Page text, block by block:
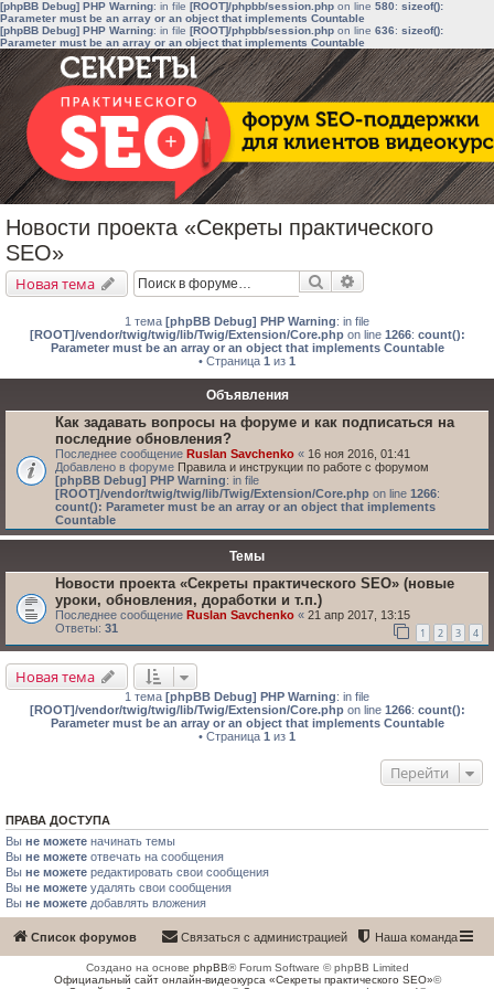
[phpBB Debug] PHP Warning: in file [ROOT]/phpbb/session.php on line 580: sizeof():
Parameter must be an array or an object that implements Countable
[phpBB Debug] PHP Warning: in file [ROOT]/phpbb/session.php on line 636: sizeof():
Parameter must be an array or an object that implements Countable
Новости проекта «Секреты практического
SEO»
Новая тема Поиск
1 тема [phpBB Debug] PHP Warning: in file
[ROOT]/vendor/twig/twig/lib/Twig/Extension/Core.phpon line 1266: count():
Parameter must be an array or an object that implements Countable
• Страница 1 из 1
Объявления
Как задавать вопросы на форуме и как подписаться на
последние обновления?
Последнее сообщение Ruslan Savchenko « 16 ноя 2016, 01:41
Добавлено в форуме Правила и инструкции по работе с форумом
[phpBB Debug] PHP Warning: in file
[ROOT]/vendor/twig/twig/lib/Twig/Extension/Core.php on line 1266:
count(): Parameter must be an array or an object that implements
Countable
Темы
Новости проекта «Секреты практического SEO» (новые
уроки, обновления, доработки и т.п.)
Последнее сообщение Ruslan Savchenko « 21 апр 2017, 13:15
Ответы: 31 1 2 3 4
Новая тема
1 тема [phpBB Debug] PHP Warning: in file
[ROOT]/vendor/twig/twig/lib/Twig/Extension/Core.phpon line 1266: count():
Parameter must be an array or an object that implements Countable
• Страница 1 из 1
Перейти
ПРАВА ДОСТУПА
Вы не можете начинать темы
Вы не можете отвечать на сообщения
Вы не можете редактировать свои сообщения
Вы не можете удалять свои сообщения
Вы не можете добавлять вложения
Список форумов Наша команда
Связаться с администрацией
Создано на основе phpBB® Forum Software © phpBB Limited
Официальный сайт онлайн-видеокурса «Секреты практического SEO»©